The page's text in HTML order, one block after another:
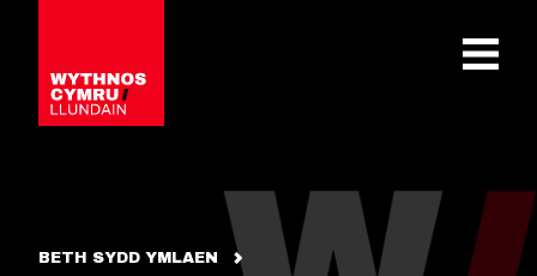
OPEN
BETH SYDD YMLAEN